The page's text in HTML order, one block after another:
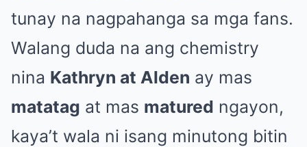
tunay na nagpahanga sa mga fans.
Walang duda na ang chemistry
nina Kathryn at Alden ay mas
matatag at mas matured ngayon,
kaya’t wala ni isang minutong bitin